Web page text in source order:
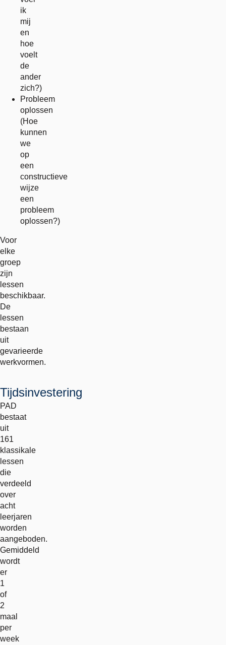
ik
mij
en
hoe
voelt
de
ander
zich?)
Probleem
oplossen
(Hoe
kunnen
we
op
een
constructieve
wijze
een
probleem
oplossen?)
Voor
elke
groep
zijn
lessen
beschikbaar.
De
lessen
bestaan
uit
gevarieerde
werkvormen.
Tijdsinvestering
PAD
bestaat
uit
161
klassikale
lessen
die
verdeeld
over
acht
leerjaren
worden
aangeboden.
Gemiddeld
wordt
er
1
of
2
maal
per
week